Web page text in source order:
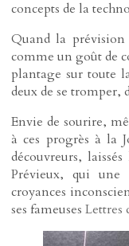
concepts de la
Quand la
comme un goût de
plantage sur toute
deux de se tromper,
Envie de sourire,
à ces progrès à la
découvreurs,
Prévieux, qui
croyances
ses fameuses